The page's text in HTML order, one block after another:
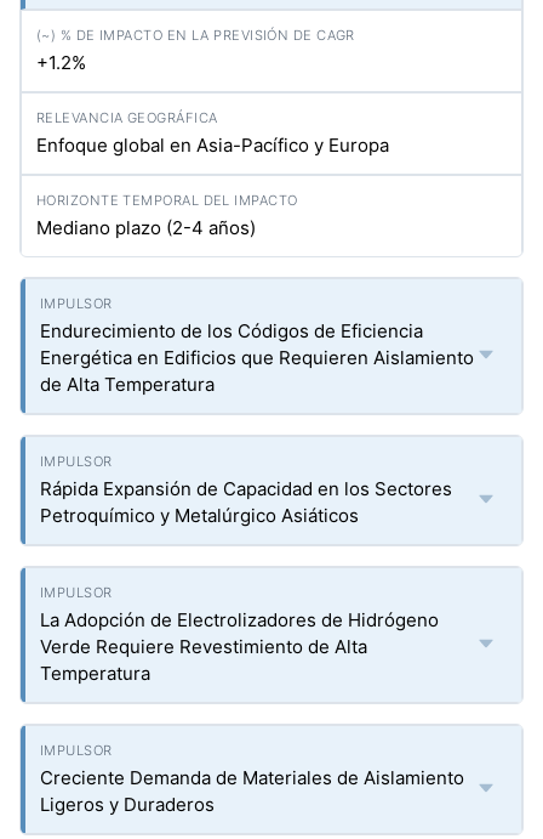
+1.2%
Enfoque global en Asia-Pacífico y Europa
Mediano plazo (2-4 años)
Endurecimiento de los Códigos de Eficiencia
Energética en Edificios que Requieren Aislamiento
de Alta Temperatura
Rápida Expansión de Capacidad en los Sectores
Petroquímico y Metalúrgico Asiáticos
La Adopción de Electrolizadores de Hidrógeno
Verde Requiere Revestimiento de Alta
Temperatura
Creciente Demanda de Materiales de Aislamiento
Ligeros y Duraderos